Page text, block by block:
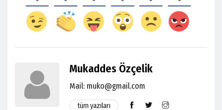
Mukaddes Özçelik
Mail: muko@gmail.com
tüm yazıları